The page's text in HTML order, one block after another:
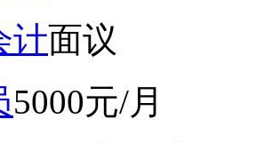
计面议
5000元/月